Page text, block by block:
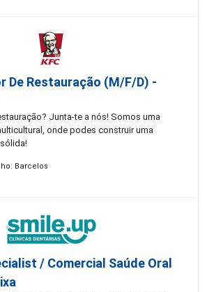
De Restauração (m/f/d) -
Junta-te a nós! Somos uma
onde podes construir uma
Barcelos
/ Comercial Saúde Oral